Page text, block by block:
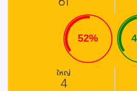
61
ใหญ่
4